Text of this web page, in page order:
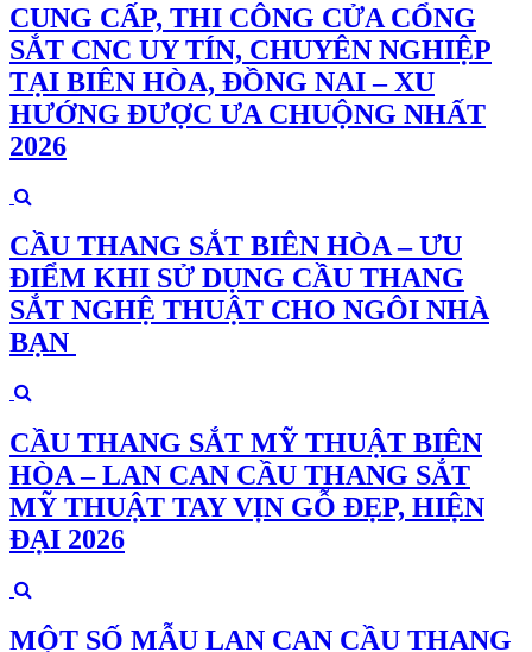
CUNG CẤP, THI CÔNG CỬA CỔNG
SẮT CNC UY TÍN, CHUYÊN NGHIỆP
TẠI BIÊN HÒA, ĐỒNG NAI – XU
HƯỚNG ĐƯỢC ƯA CHUỘNG NHẤT
2026
CẦU THANG SẮT BIÊN HÒA – ƯU
ĐIỂM KHI SỬ DỤNG CẦU THANG
SẮT NGHỆ THUẬT CHO NGÔI NHÀ
BẠN
CẦU THANG SẮT MỸ THUẬT BIÊN
HÒA – LAN CAN CẦU THANG SẮT
MỸ THUẬT TAY VỊN GỖ ĐẸP, HIỆN
ĐẠI 2026
MỘT SỐ MẪU LAN CAN CẦU THANG